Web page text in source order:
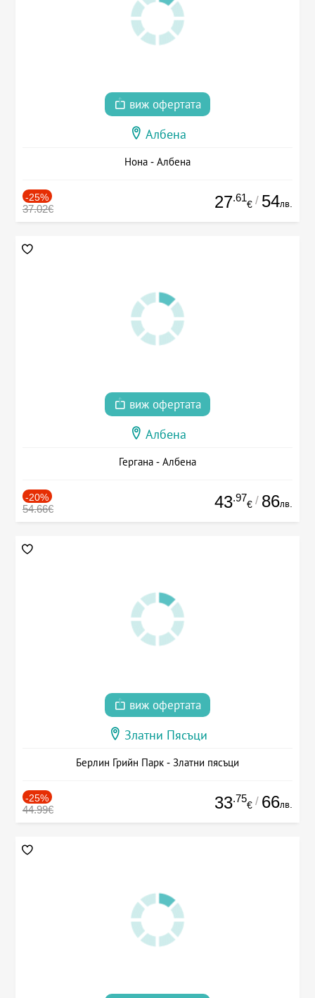
виж офертата
Албена
Нона - Албена
-25%
37.02€ 27.61
€ / 54лв.
виж офертата
Албена
Гергана - Албена
-20%
54.66€ 43.97
€ / 86лв.
виж офертата
Златни Пясъци
Берлин Грийн Парк - Златни пясъци
-25%
44.99€ 33.75
€ / 66лв.